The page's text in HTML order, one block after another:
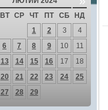
ВТ СР ЧТ ПТ СБ
НД
1
2 3
4
6 7 8 9 10
11
13 14 15 16 17
18
20 21 22 23 24
25
27 28 29